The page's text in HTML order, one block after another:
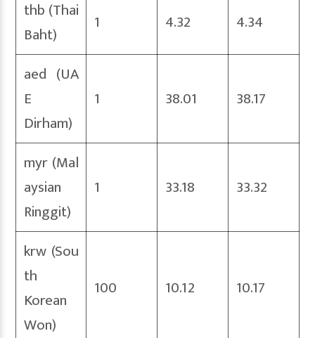
thb (Thai
Baht)
1 4.32 4.34
aed (UA
E
Dirham)
1 38.01 38.17
myr (Mal
aysian
Ringgit)
1 33.18 33.32
krw (Sou
th
Korean
Won)
100 10.12 10.17